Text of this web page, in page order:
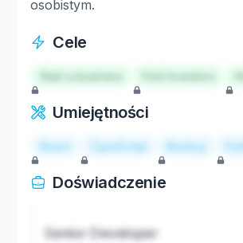
osobistym.
Cele
Start a business
Umiejętności
React TypeScript Node.js
Doświadczenie
Senior Developer